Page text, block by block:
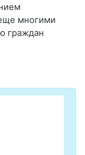
многими
граждан